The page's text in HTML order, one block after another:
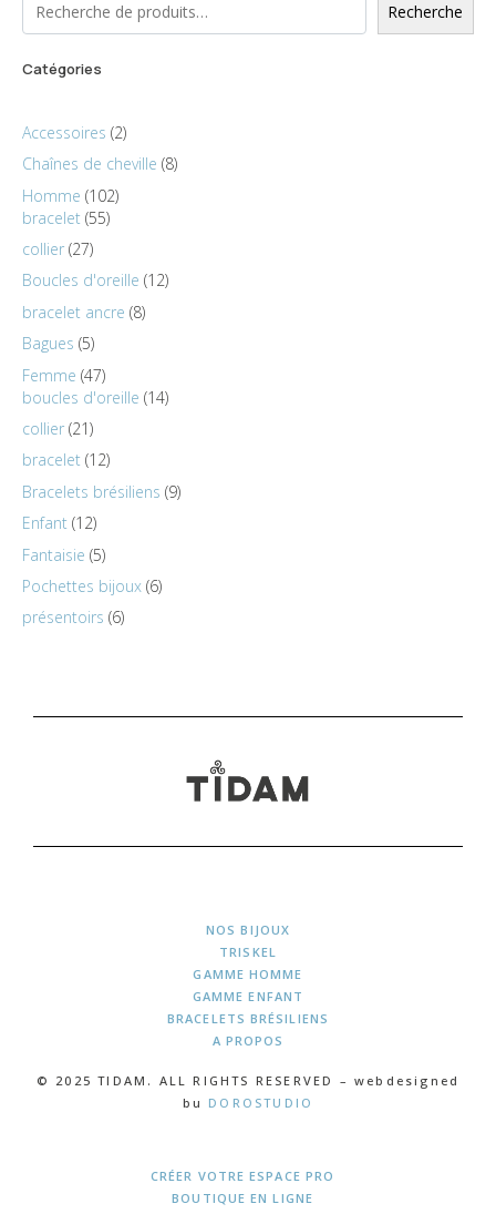
Recherche
Catégories
Accessoires 2
Chaînes de cheville 8
Homme 102
bracelet 55
collier 27
Boucles d'oreille 12
bracelet ancre 8
Bagues 5
Femme 47
boucles d'oreille 14
collier 21
bracelet 12
Bracelets brésiliens 9
Enfant 12
Fantaisie 5
Pochettes bijoux 6
présentoirs 6
NOS BIJOUX
TRISKEL
GAMME HOMME
GAMME ENFANT
BRACELETS BRÉSILIENS
A PROPOS
© 2025 TIDAM. ALL RIGHTS RESERVED – webdesigned
bu DOROSTUDIO
CRÉER VOTRE ESPACE PRO
BOUTIQUE EN LIGNE